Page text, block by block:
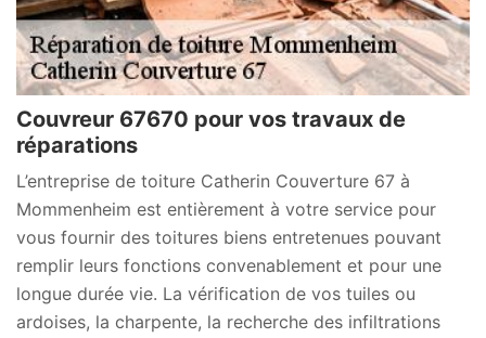
Couvreur 67670 pour vos travaux de
réparations
L’entreprise de toiture Catherin Couverture 67 à
Mommenheim est entièrement à votre service pour
vous fournir des toitures biens entretenues pouvant
remplir leurs fonctions convenablement et pour une
longue durée vie. La vérification de vos tuiles ou
ardoises, la charpente, la recherche des infiltrations